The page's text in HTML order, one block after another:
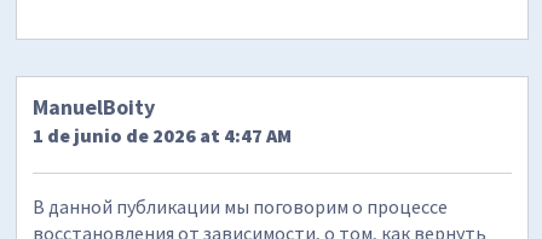
ManuelBoity
1 de junio de 2026 at 4:47 AM
В данной публикации мы поговорим о процессе
восстановления от зависимости, о том, как вернуть